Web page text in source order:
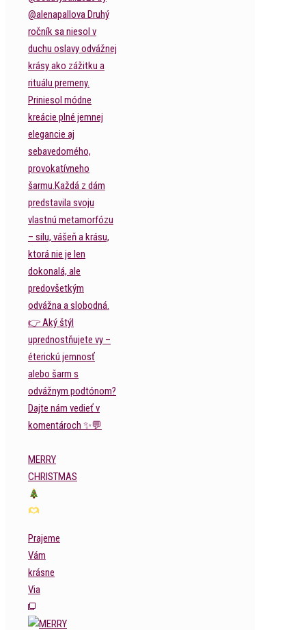
MERRY
CHRISTMAS
Prajeme
Vám
krásne
Via